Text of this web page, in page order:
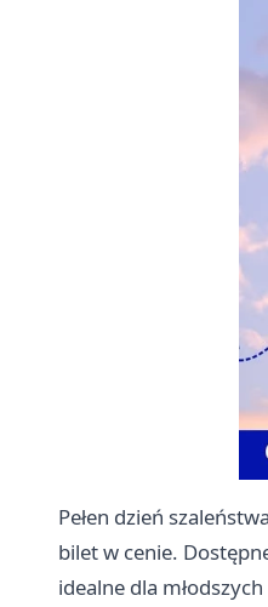
Pełen dzień
bilet w cenie.
idealne dla